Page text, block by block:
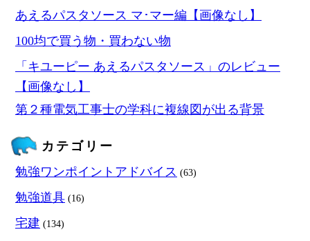
あえるパスタソース マ･マー編【画像なし】
100均で買う物・買わない物
「キユーピー あえるパスタソース」のレビュー
【画像なし】
第２種電気工事士の学科に複線図が出る背景
カテゴリー
勉強ワンポイントアドバイス (63)
勉強道具 (16)
宅建 (134)